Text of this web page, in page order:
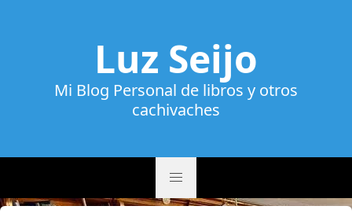
Luz Seijo
Mi Blog Personal de libros y otros
cachivaches